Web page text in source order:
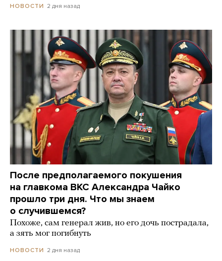
НОВОСТИ 2 дня назад
После предполагаемого покушения
на главкома ВКС Александра Чайко
прошло три дня. Что мы знаем
о случившемся?
Похоже, сам генерал жив, но его дочь пострадала,
а зять мог погибнуть
НОВОСТИ 2 дня назад